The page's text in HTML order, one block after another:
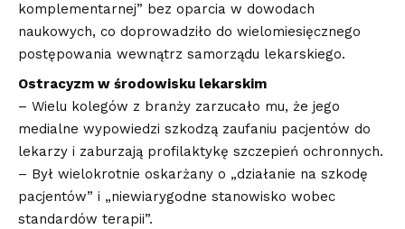
komplementarnej” bez oparcia w dowodach
naukowych, co doprowadziło do wielomiesięcznego
postępowania wewnątrz samorządu lekarskiego.
Ostracyzm w środowisku lekarskim
– Wielu kolegów z branży zarzucało mu, że jego
medialne wypowiedzi szkodzą zaufaniu pacjentów do
lekarzy i zaburzają profilaktykę szczepień ochronnych.
– Był wielokrotnie oskarżany o „działanie na szkodę
pacjentów” i „niewiarygodne stanowisko wobec
standardów terapii”.